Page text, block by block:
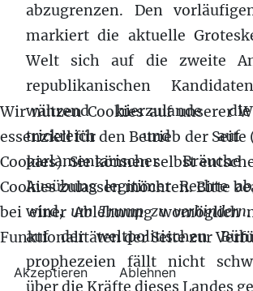
abzugrenzen. Den
markiert die aktuelle
Welt sich auf die zweite
republikanischen
während hierzulande die
trickreich und auf
parlamentarischer
Ausübung legitimer Rechte
wird, um Trump zu verhindern
auf der weltpolitischen
prophezeien fällt nicht
über die Kräfte dieses Landes
Wir nutzen Cookies auf unserer
essenziell für den Betrieb der
Cookies). Sie können selbst
Cookies zulassen möchten. Bitte
bei einer Ablehnung womöglich
Funktionalitäten der Seite zur
Akzeptieren Ablehnen